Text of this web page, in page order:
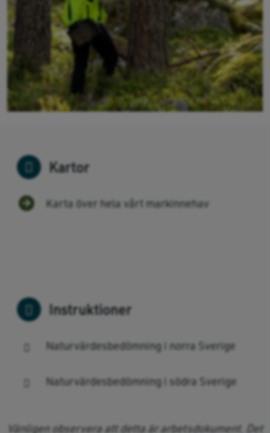
Kartor
Karta över hela vårt markinnehav
Instruktioner
Naturvärdesbedömning i norra Sverige
Naturvärdesbedömning i södra Sverige
Vänligen observera att detta är arbetsdokument. Det